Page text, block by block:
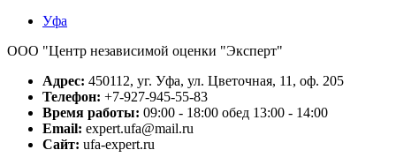
Уфа
ООО "Центр независимой оценки "Эксперт"
Адрес: 450112, уг. Уфа, ул. Цветочная, 11, оф. 205
Телефон: +7-927-945-55-83
Время работы: 09:00 - 18:00 обед 13:00 - 14:00
Email: expert.ufa@mail.ru
Сайт: ufa-expert.ru